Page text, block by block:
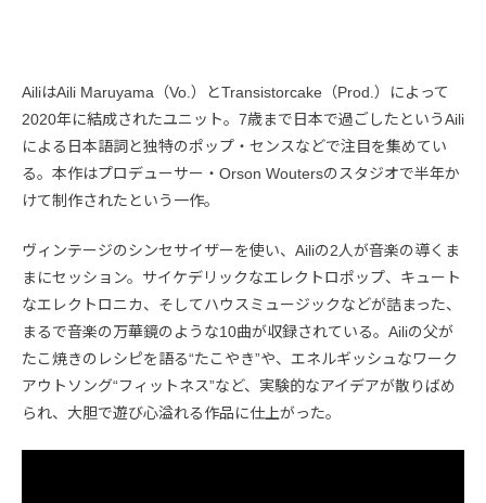
AiliはAili Maruyama（Vo.）とTransistorcake（Prod.）によって
2020年に結成されたユニット。7歳まで日本で過ごしたというAili
による日本語詞と独特のポップ・センスなどで注目を集めてい
る。本作はプロデューサー・Orson Woutersのスタジオで半年か
けて制作されたという一作。
ヴィンテージのシンセサイザーを使い、Ailiの2人が音楽の導くま
まにセッション。サイケデリックなエレクトロポップ、キュート
なエレクトロニカ、そしてハウスミュージックなどが詰まった、
まるで音楽の万華鏡のような10曲が収録されている。Ailiの父が
たこ焼きのレシピを語る“たこやき”や、エネルギッシュなワーク
アウトソング“フィットネス”など、実験的なアイデアが散りばめ
られ、大胆で遊び心溢れる作品に仕上がった。